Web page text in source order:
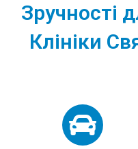
Зручності
Клініки